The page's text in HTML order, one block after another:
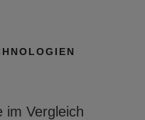
im Vergleich